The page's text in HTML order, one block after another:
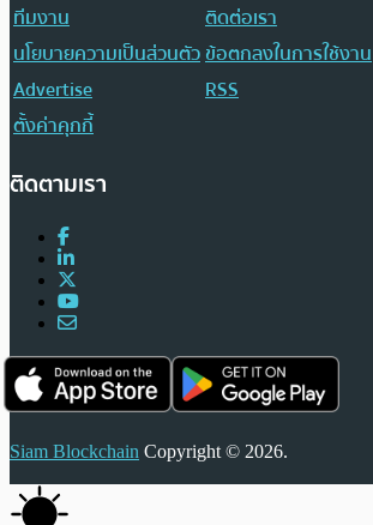
ทีมงาน
ติดต่อเรา
นโยบายความเป็นส่วนตัวข้อตกลงในการใช้งาน
Advertise
RSS
ตั้งค่าคุกกี้
ติดตามเรา
Siam Blockchain Copyright © 2026.